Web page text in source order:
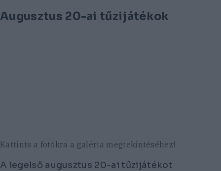
Augusztus 20-ai tűzijátékok
Kattints a fotókra a galéria megtekintéséhez!
A legelső augusztus 20-ai tűzijátékot